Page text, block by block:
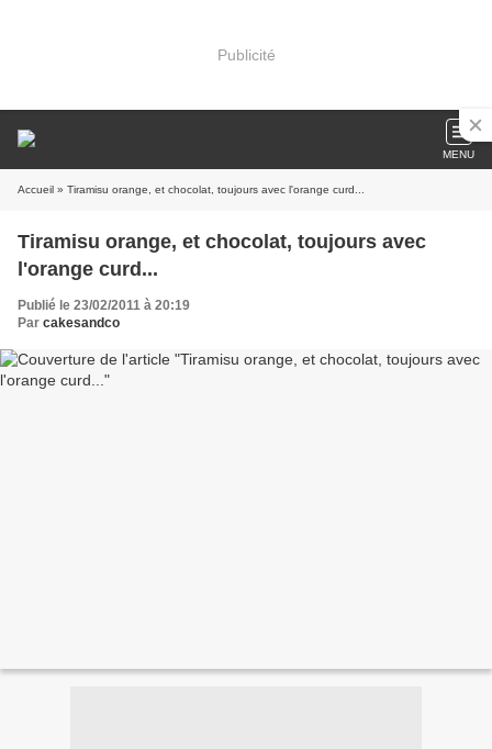
Publicité
MENU
Accueil » Tiramisu orange, et chocolat, toujours avec l'orange curd...
Tiramisu orange, et chocolat, toujours avec
l'orange curd...
Publié le 23/02/2011 à 20:19
Par cakesandco